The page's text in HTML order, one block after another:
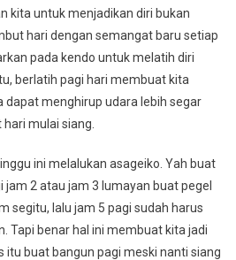
kita untuk menjadikan diri bukan
hari dengan semangat baru setiap
pada kendo untuk melatih diri
berlatih pagi hari membuat kita
dapat menghirup udara lebih segar
mulai siang.
ini melalukan asageiko. Yah buat
jam 2 atau jam 3 lumayan buat pegel
segitu, lalu jam 5 pagi sudah harus
Tapi benar hal ini membuat kita jadi
itu buat bangun pagi meski nanti siang